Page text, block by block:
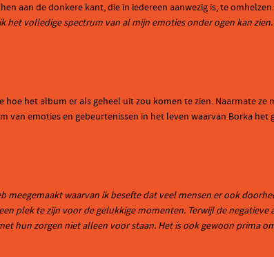
aan de donkere kant, die in iedereen aanwezig is, te
het volledige spectrum van al mijn emoties onder ogen kan
hoe het album er als geheel uit zou komen te zien. Naarmate ze
emoties en gebeurtenissen in het leven waarvan Borka het
waarvan ik besefte dat veel mensen er ook
plek te zijn voor de gelukkige momenten. Terwijl de negatieve
hun zorgen niet alleen voor staan. Het is ook gewoon prima